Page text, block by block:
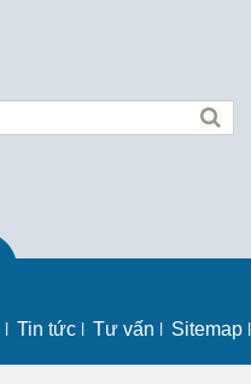
Tin tức Tư vấn Sitemap